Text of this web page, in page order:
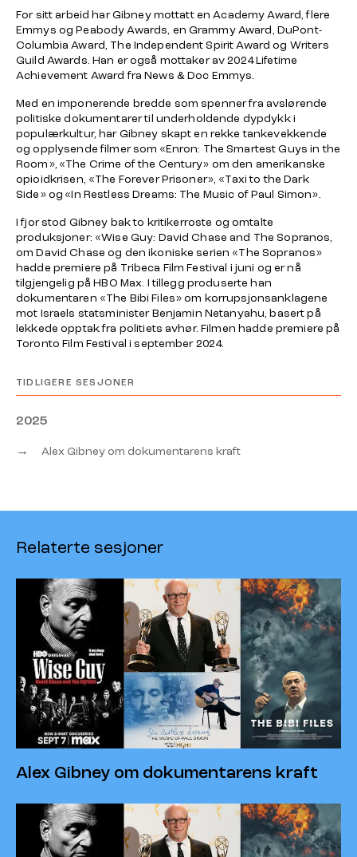
For sitt arbeid har Gibney mottatt en Academy Award, flere
Emmys og Peabody Awards, en Grammy Award, DuPont-
Columbia Award, The Independent Spirit Award og Writers
Guild Awards. Han er også mottaker av 2024 Lifetime
Achievement Award fra News & Doc Emmys.
Med en imponerende bredde som spenner fra avslørende
politiske dokumentarer til underholdende dypdykk i
populærkultur, har Gibney skapt en rekke tankevekkende
og opplysende filmer som «Enron: The Smartest Guys in the
Room», «The Crime of the Century» om den amerikanske
opioidkrisen, «The Forever Prisoner», «Taxi to the Dark
Side» og «In Restless Dreams: The Music of Paul Simon».
I fjor stod Gibney bak to kritikerroste og omtalte
produksjoner: «Wise Guy: David Chase and TheSopranos,
om David Chase og den ikoniske serien «TheSopranos»
hadde premiere på Tribeca Film Festival i juni og er nå
tilgjengelig på HBO Max. I tillegg produserte han
dokumentaren «The Bibi Files» om korrupsjonsanklagene
mot Israels statsminister Benjamin Netanyahu, basert på
lekkede opptak fra politiets avhør. Filmen hadde premiere på
Toronto Film Festival i september 2024.
TIDLIGERE SESJONER
2025
→ Alex Gibney om dokumentarens kraft
Relaterte sesjoner
Alex Gibney om dokumentarens kraft